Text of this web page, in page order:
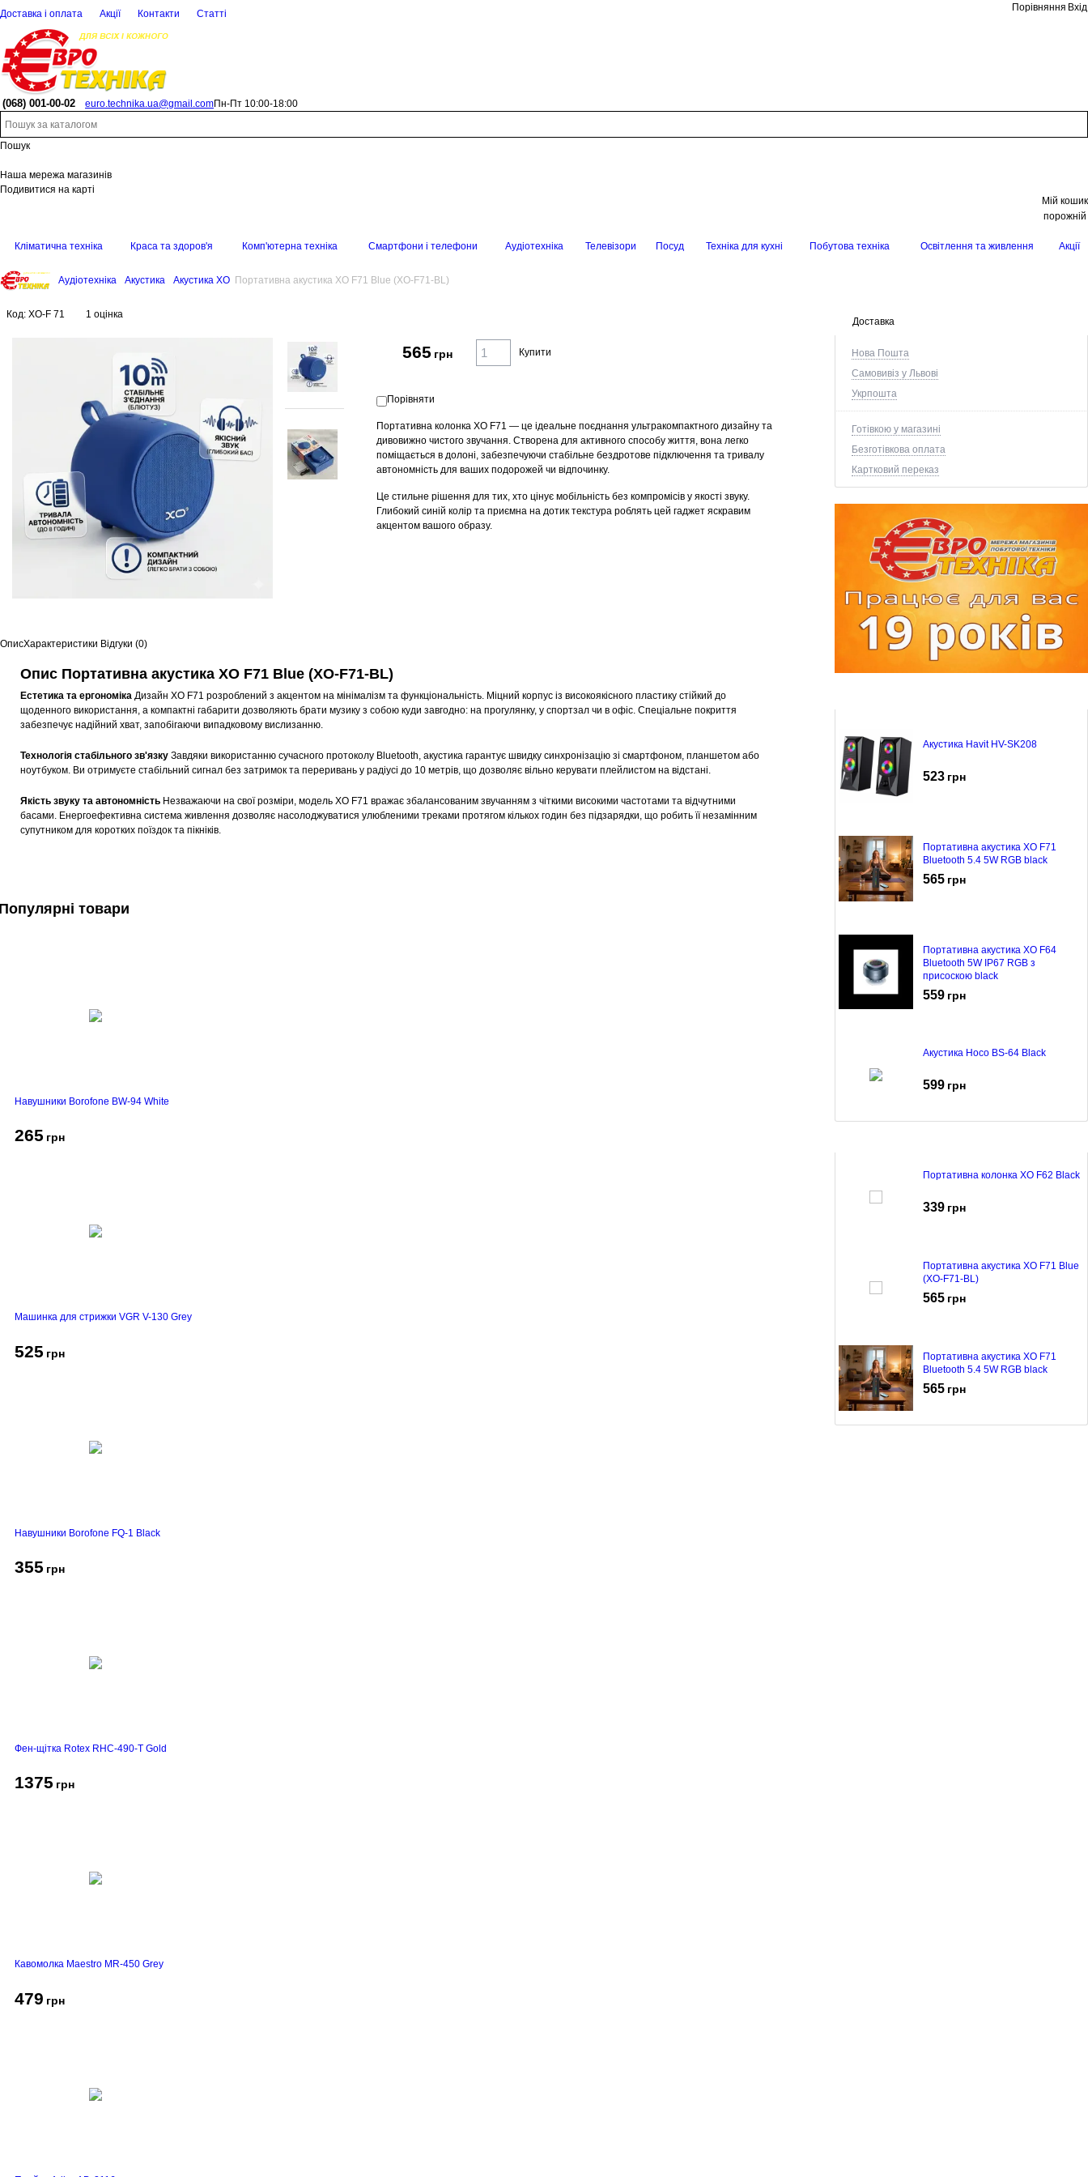
Доставка і оплата Акції Контакти Статті
Порівняння Вхід
(068) 001-00-02 euro.technika.ua@gmail.comПн-Пт 10:00-18:00
Пошук
Наша мережа магазинів
Подивитися на карті
Мій кошик
порожній
Кліматична техніка Краса та здоров'я Комп'ютерна техніка Смартфони і телефони Аудіотехніка Телевізори Посуд Техніка для кухні Побутова техніка Освітлення та живлення Акції
Аудіотехніка Акустика Акустика XO Портативна акустика XO F71 Blue (XO-F71-BL)
Доставка
Нова Пошта
Самовивіз у Львові
Укрпошта
Готівкою у магазині
Безготівкова оплата
Картковий переказ
Акустика Havit HV-SK208
523 грн
Портативна акустика XO F71
Bluetooth 5.4 5W RGB black
565 грн
Портативна акустика XO F64
Bluetooth 5W IP67 RGB з
присоскою black
559 грн
Акустика Hoco BS-64 Black
599 грн
Портативна колонка XO F62 Black
339 грн
Портативна акустика XO F71 Blue
(XO-F71-BL)
565 грн
Портативна акустика XO F71
Bluetooth 5.4 5W RGB black
565 грн
Код: XO-F 71 1 оцінка
565 грн Купити
Порівняти
Портативна колонка XO F71 — це ідеальне поєднання ультракомпактного дизайну та
дивовижно чистого звучання. Створена для активного способу життя, вона легко
поміщається в долоні, забезпечуючи стабільне бездротове підключення та тривалу
автономність для ваших подорожей чи відпочинку.
Це стильне рішення для тих, хто цінує мобільність без компромісів у якості звуку.
Глибокий синій колір та приємна на дотик текстура роблять цей гаджет яскравим
акцентом вашого образу.
ОписХарактеристики Відгуки (0)
Опис Портативна акустика XO F71 Blue (XO-F71-BL)
Естетика та ергономіка Дизайн XO F71 розроблений з акцентом на мінімалізм та функціональність. Міцний корпус із високоякісного пластику стійкий до
щоденного використання, а компактні габарити дозволяють брати музику з собою куди завгодно: на прогулянку, у спортзал чи в офіс. Спеціальне покриття
забезпечує надійний хват, запобігаючи випадковому вислизанню.
Технологія стабільного зв'язку Завдяки використанню сучасного протоколу Bluetooth, акустика гарантує швидку синхронізацію зі смартфоном, планшетом або
ноутбуком. Ви отримуєте стабільний сигнал без затримок та переривань у радіусі до 10 метрів, що дозволяє вільно керувати плейлистом на відстані.
Якість звуку та автономність Незважаючи на свої розміри, модель XO F71 вражає збалансованим звучанням з чіткими високими частотами та відчутними
басами. Енергоефективна система живлення дозволяє насолоджуватися улюбленими треками протягом кількох годин без підзарядки, що робить її незамінним
супутником для коротких поїздок та пікніків.
товари
Навушники Borofone BW-94 White
265 грн
Машинка для стрижки VGR V-130 Grey
525 грн
Навушники Borofone FQ-1 Black
355 грн
Фен-щітка Rotex RHC-490-T Gold
1375 грн
Кавомолка Maestro MR-450 Grey
479 грн